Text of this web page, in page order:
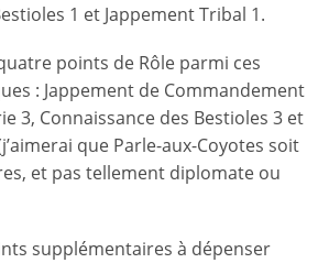
1 et Jappement Tribal 1.
points de Rôle parmi ces
: Jappement de Commandement
3, Connaissance des Bestioles 3 et
que Parle-aux-Coyotes soit
et pas tellement diplomate ou
supplémentaires à dépenser